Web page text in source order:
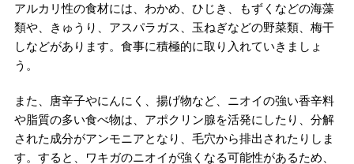
アルカリ性の食材には、わかめ、ひじき、もずくなどの海藻
類や、きゅうり、アスパラガス、玉ねぎなどの野菜類、梅干
しなどがあります。食事に積極的に取り入れていきましょ
う。
また、唐辛子やにんにく、揚げ物など、ニオイの強い香辛料
や脂質の多い食べ物は、アポクリン腺を活発にしたり、分解
された成分がアンモニアとなり、毛穴から排出されたりしま
す。すると、ワキガのニオイが強くなる可能性があるため、